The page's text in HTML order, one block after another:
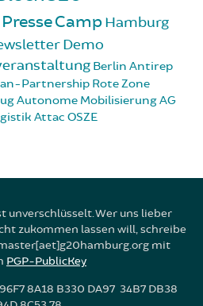
PresseCampHamburg
Demo
Berlin Antirep
Partnership Rote Zone
Autonome MobilisierungAG
Attac OSZE
unverschlüsselt. Wer uns lieber
zukommen lassen will, schreibe
mit
PGP-PublicKey
8A18 B330 DA97 34B7 DB38